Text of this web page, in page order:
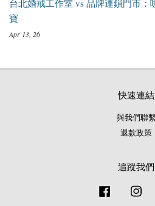
台北婚戒工作室 vs 品牌連鎖門市
寶
Apr 13, 26
快速連結
與我們聯
退款政策
追蹤我們
Facebook